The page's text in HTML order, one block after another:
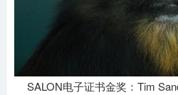
SALON电子证书金奖：Tim